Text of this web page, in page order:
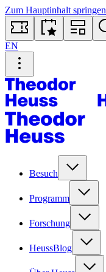
Zum Hauptinhalt springen
EN
Besuch
Programm
Forschung
HeussBlog